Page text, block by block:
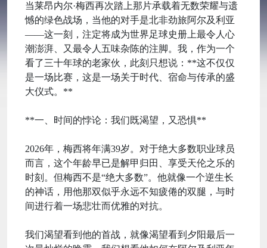
当莱昂内尔·梅西再次踏上那片承载着无数荣耀与遗
憾的绿色战场，当他的对手是北非劲旅阿尔及利亚
——这一刻，注定将成为世界足球史册上最令人心
潮澎湃、又最令人五味杂陈的注脚。我，作为一个
看了三十年球的老家伙，此刻只想说：**这不仅仅
是一场比赛，这是一场关于时代、宿命与传承的盛
大仪式。**
**一、时间的悖论：我们既渴望，又恐惧**
2026年，梅西将年满39岁。对于绝大多数职业球员
而言，这个年龄早已是解甲归田、享受天伦之乐的
时刻。但梅西不是“绝大多数”。他就像一个逆生长
的神话，用他那双似乎永远不知疲倦的双腿，与时
间进行着一场悲壮而优雅的对抗。
我们渴望看到他的首战，就像渴望看到夕阳最后一